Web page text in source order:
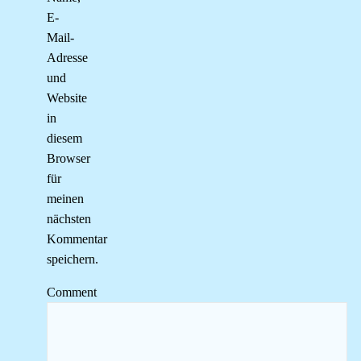
E-
Mail-
Adresse
und
Website
in
diesem
Browser
für
meinen
nächsten
Kommentar
speichern.
Comment